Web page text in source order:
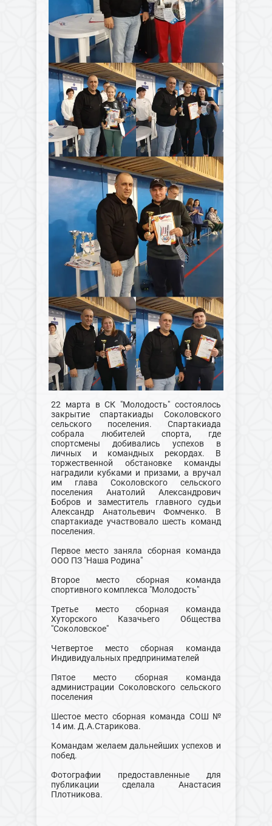
22 марта в СК "Молодость" состоялось
закрытие спартакиады Соколовского
сельского поселения. Спартакиада
собрала любителей спорта, где
спортсмены добивались успехов в
личных и командных рекордах. В
торжественной обстановке команды
наградили кубками и призами, а вручал
им глава Соколовского сельского
поселения Анатолий Александрович
Бобров и заместитель главного судьи
Александр Анатольевич Фомченко. В
спартакиаде участвовало шесть команд
поселения.
Первое место заняла сборная команда
ООО ПЗ "Наша Родина"
Второе место сборная команда
спортивного комплекса "Молодость"
Третье место сборная команда
Хуторского Казачьего Общества
"Соколовское"
Четвертое место сборная команда
Индивидуальных предпринимателей
Пятое место сборная команда
администрации Соколовского сельского
поселения
Шестое место сборная команда СОШ №
14 им. Д.А.Старикова.
Командам желаем дальнейших успехов и
побед.
Фотографии предоставленные для
публикации сделала Анастасия
Плотникова.